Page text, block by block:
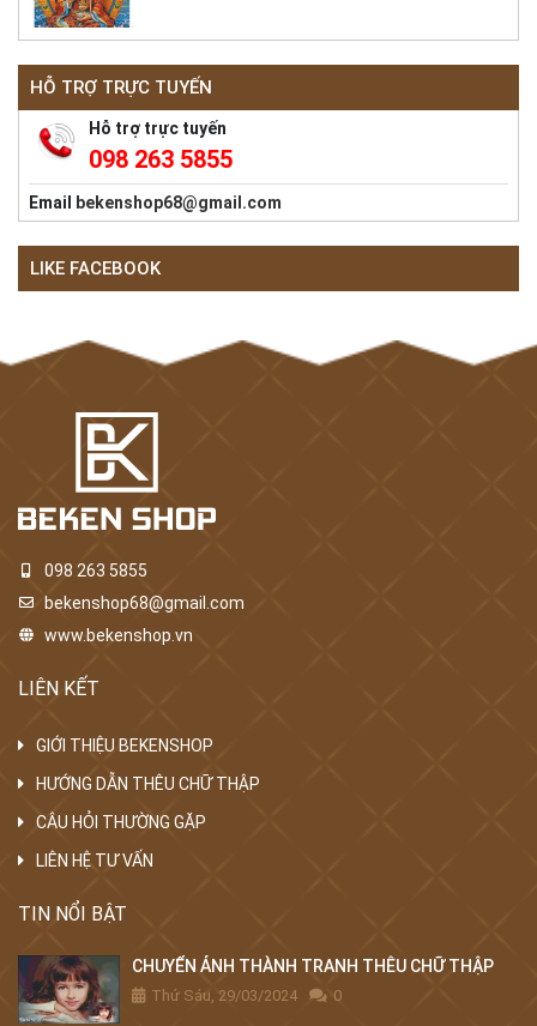
HỖ TRỢ TRỰC TUYẾN
Hỗ trợ trực tuyến
098 263 5855
Email bekenshop68@gmail.com
LIKE FACEBOOK
098 263 5855
bekenshop68@gmail.com
www.bekenshop.vn
LIÊN KẾT
GIỚI THIỆU BEKENSHOP
HƯỚNG DẪN THÊU CHỮ THẬP
CÂU HỎI THƯỜNG GẶP
LIÊN HỆ TƯ VẤN
TIN NỔI BẬT
CHUYỂN ẢNH THÀNH TRANH THÊU CHỮ THẬP
Thứ Sáu, 29/03/2024 0